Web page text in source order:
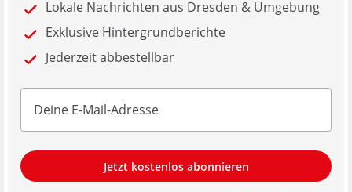
Lokale Nachrichten aus Dresden & Umgebung
Exklusive Hintergrundberichte
Jederzeit abbestellbar
Jetzt kostenlos abonnieren